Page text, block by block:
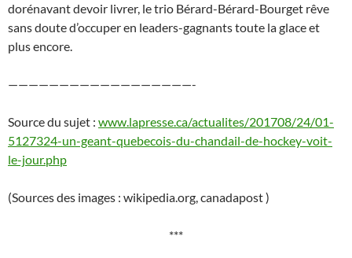
dorénavant devoir livrer, le trio Bérard-Bérard-Bourget rêve
sans doute d’occuper en leaders-gagnants toute la glace et
plus encore.
——————————————————-
Source du sujet : www.lapresse.ca/actualites/201708/24/01-
5127324-un-geant-quebecois-du-chandail-de-hockey-voit-
le-jour.php
(Sources des images : wikipedia.org, canadapost )
***